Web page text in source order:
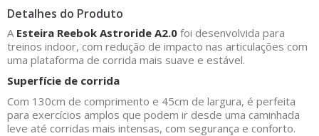
Detalhes do Produto
A Esteira Reebok Astroride A2.0 foi desenvolvida para
treinos indoor, com redução de impacto nas articulações com
uma plataforma de corrida mais suave e estável.
Superfície de corrida
Com 130cm de comprimento e 45cm de largura, é perfeita
para exercícios amplos que podem ir desde uma caminhada
leve até corridas mais intensas, com segurança e conforto.